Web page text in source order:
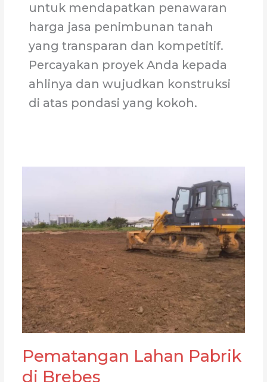
untuk mendapatkan penawaran
harga jasa penimbunan tanah
yang transparan dan kompetitif.
Percayakan proyek Anda kepada
ahlinya dan wujudkan konstruksi
di atas pondasi yang kokoh.
Pematangan Lahan Pabrik
di Brebes